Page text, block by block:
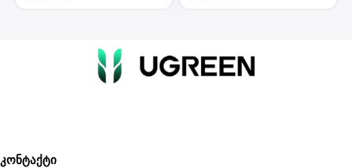
კონტაქტი